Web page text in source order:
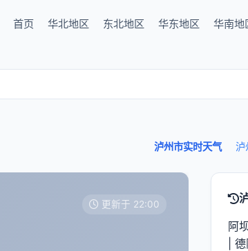
首页 华北地区 东北地区 华东地区 华南地
泸州市实时天气 泸
更新于 22:00
阿